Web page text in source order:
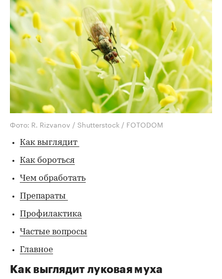
Фото: R. Rizvanov / Shutterstock / FOTODOM
Как выглядит
Как бороться
Чем обработать
Препараты
Профилактика
Частые вопросы
Главное
Как выглядит луковая муха